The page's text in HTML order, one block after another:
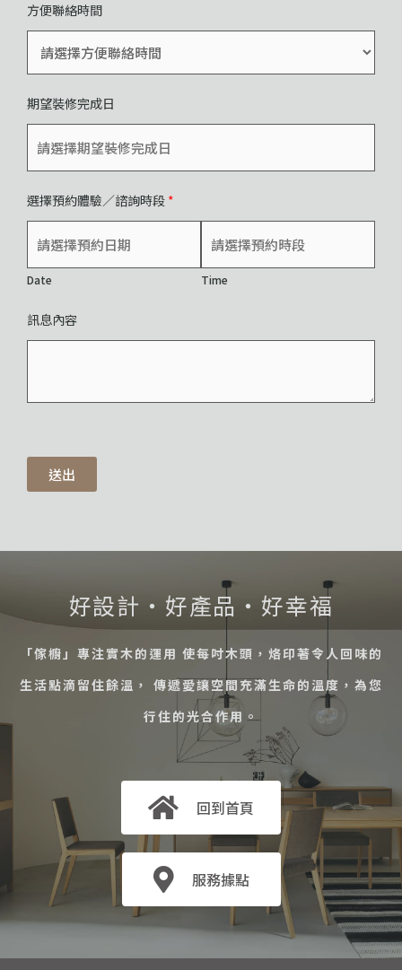
方便聯絡時間
期望裝修完成日
選擇預約體驗／諮詢時段 *
Date Time
訊息內容
送出
好設計・好產品・好幸福
「傢櫥」專注實木的運用 使每吋木頭，烙印著令人回味的
生活點滴留住餘溫， 傳遞愛讓空間充滿生命的溫度，為您
行住的光合作用。
回到首頁
服務據點